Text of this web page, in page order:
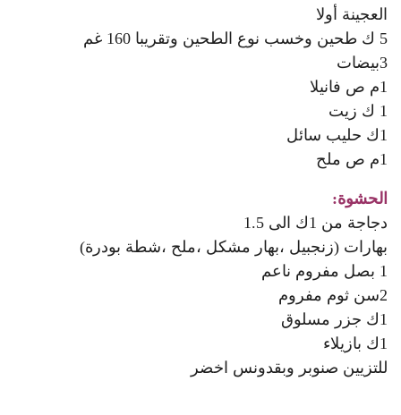
العجينة أولا
5 ك طحين وخسب نوع الطحين وتقريبا 160 غم
3بيضات
1م ص فانيلا
1 ك زيت
1ك حليب سائل
1م ص ملح
الحشوة:
دجاجة من 1ك الى 1.5
بهارات (زنجبيل ،بهار مشكل ،ملح ،شطة بودرة)
1 بصل مفروم ناعم
2سن ثوم مفروم
1ك جزر مسلوق
1ك بازيلاء
للتزيين صنوبر وبقدونس اخضر